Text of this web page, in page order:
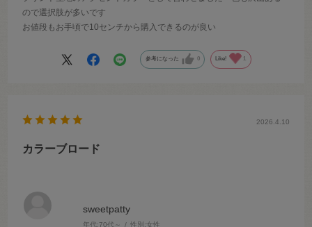
ので選択肢が多いです
お値段もお手頃で10センチから購入できるのが良い
参考になった 0 Like! 1
sweetpatty
年代:70代～ 性別:女性
2026.4.10
カラーブロード